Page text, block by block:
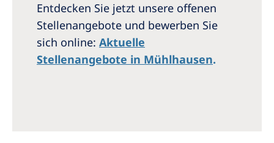
Entdecken Sie jetzt unsere offenen
Stellenangebote und bewerben Sie
sich online: Aktuelle
Stellenangebote in Mühlhausen.